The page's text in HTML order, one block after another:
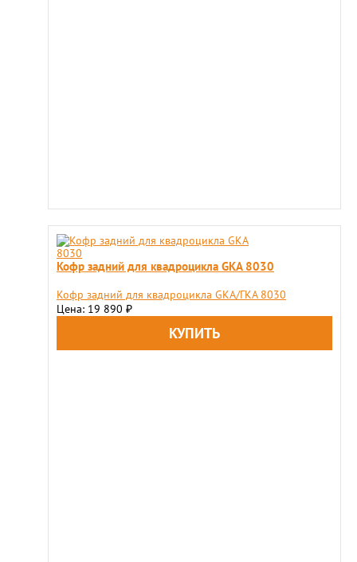
Кофр задний для квадроцикла GKA 8030
Кофр задний для квадроцикла GKA/ГКА 8030
Цена: 19 890 ₽